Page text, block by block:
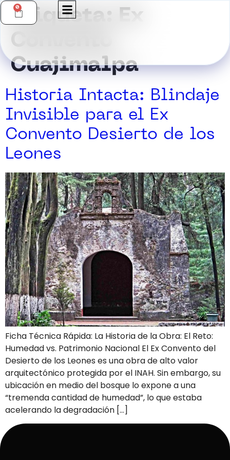
0
Etiqueta: Ex
Convento
Cuajimalpa
Historia Intacta: Blindaje
Invisible para el Ex
Convento Desierto de los
Leones
Ficha Técnica Rápida: La Historia de la Obra: El Reto:
Humedad vs. Patrimonio Nacional El Ex Convento del
Desierto de los Leones es una obra de alto valor
arquitectónico protegida por el INAH. Sin embargo, su
ubicación en medio del bosque lo expone a una
“tremenda cantidad de humedad”, lo que estaba
acelerando la degradación […]